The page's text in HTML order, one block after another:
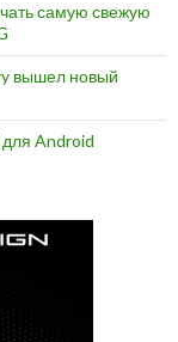
самую свежую
вышел новый
Android